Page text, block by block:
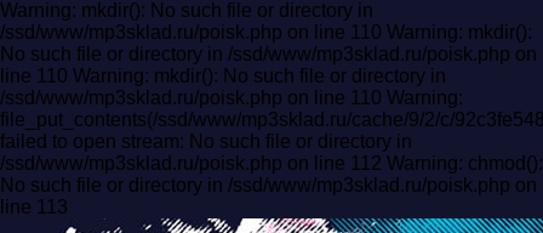
Warning: mkdir(): No such file or directory in
/ssd/www/mp3sklad.ru/poisk.php on line 110 Warning: mkdir():
No such file or directory in /ssd/www/mp3sklad.ru/poisk.php on
line 110 Warning: mkdir(): No such file or directory in
/ssd/www/mp3sklad.ru/poisk.php on line 110 Warning:
file_put_contents(/ssd/www/mp3sklad.ru/cache/9/2/c/
failed to open stream: No such file or directory in
/ssd/www/mp3sklad.ru/poisk.php on line 112 Warning: chmod():
No such file or directory in /ssd/www/mp3sklad.ru/poisk.php on
line 113